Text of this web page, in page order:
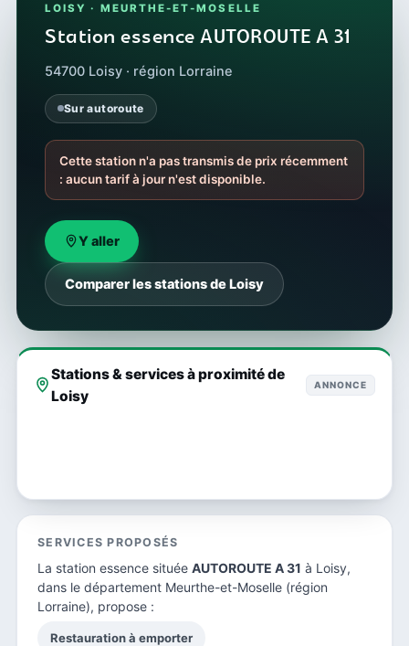
LOISY · MEURTHE-ET-MOSELLE
Station essence AUTOROUTE A 31
54700 Loisy · région Lorraine
Sur autoroute
Cette station n'a pas transmis de prix récemment
: aucun tarif à jour n'est disponible.
Y aller
Comparer les stations de Loisy
Stations & services à proximité de
Loisy
ANNONCE
SERVICES PROPOSÉS
La station essence située AUTOROUTE A 31 à Loisy,
dans le département Meurthe-et-Moselle (région
Lorraine), propose :
Restauration à emporter